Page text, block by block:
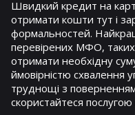
Швидкий кредит на
отримати кошти тут і
формальностей.
перевірених МФО,
отримати необхідну
ймовірністю схвалення
труднощі з
скористайтеся послугою